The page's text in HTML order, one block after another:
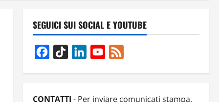
SEGUICI SUI SOCIAL E YOUTUBE
Facebook
TikTok LinkedInYouTube
CONTATTI - Per inviare comunicati stampa,